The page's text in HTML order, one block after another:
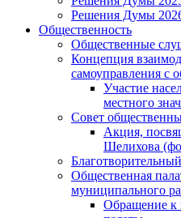
Решения Думы
Общественность
Общественные
Концепция
самоуправления с
Участие
местного
Совет
Акция,
Шелихова
Общественная
муниципального
Обращение к